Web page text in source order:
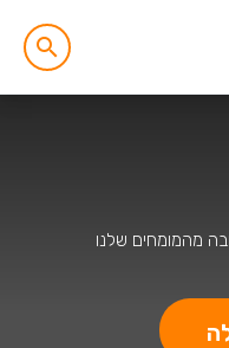
מהמומחים שלנו